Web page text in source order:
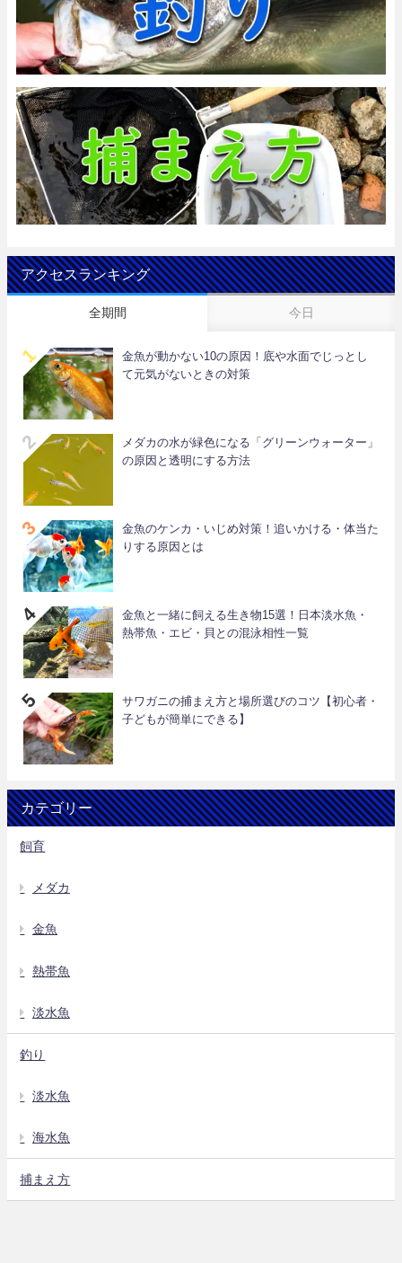
アクセスランキング
全期間 今日
金魚が動かない10の原因！底や水面でじっとし
て元気がないときの対策
メダカの水が緑色になる「グリーンウォーター」
の原因と透明にする方法
金魚のケンカ・いじめ対策！追いかける・体当た
りする原因とは
金魚と一緒に飼える生き物15選！日本淡水魚・
熱帯魚・エビ・貝との混泳相性一覧
サワガニの捕まえ方と場所選びのコツ【初心者・
子どもが簡単にできる】
カテゴリー
飼育
メダカ
金魚
熱帯魚
淡水魚
釣り
淡水魚
海水魚
捕まえ方